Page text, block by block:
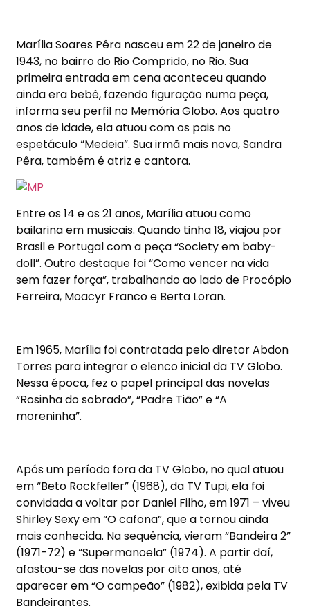
Marília Soares Pêra nasceu em 22 de janeiro de
1943, no bairro do Rio Comprido, no Rio. Sua
primeira entrada em cena aconteceu quando
ainda era bebê, fazendo figuração numa peça,
informa seu perfil no Memória Globo. Aos quatro
anos de idade, ela atuou com os pais no
espetáculo “Medeia”. Sua irmã mais nova, Sandra
Pêra, também é atriz e cantora.
Entre os 14 e os 21 anos, Marília atuou como
bailarina em musicais. Quando tinha 18, viajou por
Brasil e Portugal com a peça “Society em baby-
doll”. Outro destaque foi “Como vencer na vida
sem fazer força”, trabalhando ao lado de Procópio
Ferreira, Moacyr Franco e Berta Loran.
Em 1965, Marília foi contratada pelo diretor Abdon
Torres para integrar o elenco inicial da TV Globo.
Nessa época, fez o papel principal das novelas
“Rosinha do sobrado”, “Padre Tião” e “A
moreninha”.
Após um período fora da TV Globo, no qual atuou
em “Beto Rockfeller” (1968), da TV Tupi, ela foi
convidada a voltar por Daniel Filho, em 1971 – viveu
Shirley Sexy em “O cafona”, que a tornou ainda
mais conhecida. Na sequência, vieram “Bandeira 2”
(1971-72) e “Supermanoela” (1974). A partir daí,
afastou-se das novelas por oito anos, até
aparecer em “O campeão” (1982), exibida pela TV
Bandeirantes.